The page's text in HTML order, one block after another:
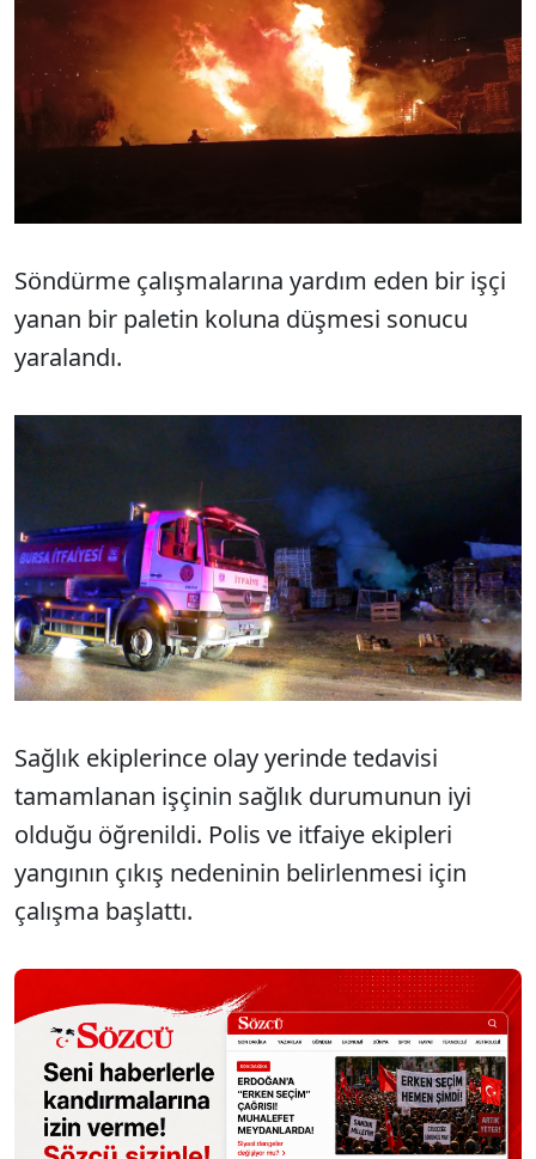
Söndürme çalışmalarına yardım eden bir işçi
yanan bir paletin koluna düşmesi sonucu
yaralandı.
Sağlık ekiplerince olay yerinde tedavisi
tamamlanan işçinin sağlık durumunun iyi
olduğu öğrenildi. Polis ve itfaiye ekipleri
yangının çıkış nedeninin belirlenmesi için
çalışma başlattı.